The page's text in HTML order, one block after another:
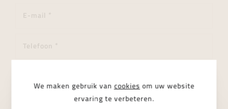
We maken gebruik van cookies om uw website
ervaring te verbeteren.